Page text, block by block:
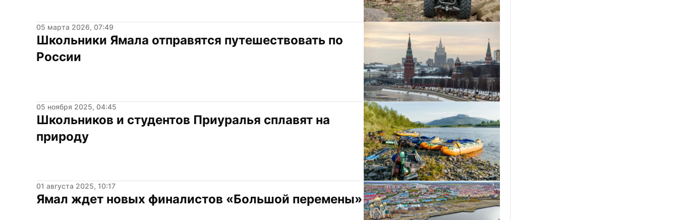
05 марта 2026, 07:49
Школьники Ямала отправятся путешествовать по
России
05 ноября 2025, 04:45
Школьников и студентов Приуралья сплавят на
природу
01 августа 2025, 10:17
Ямал ждет новых финалистов «Большой перемены»